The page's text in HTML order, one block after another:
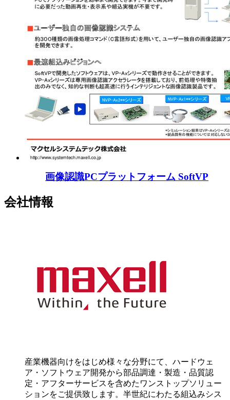
画像認識PCプラットフォーム SoftVP
会社情報
産業機器向けをはじめ様々な分野にて、ハードウェ
ア・ソフトウェア開発から部品調達・製造・品質認
定・アフターサービスを含めたワンストップソリュー
ションをご提供致します。半世紀にわたる組込みシス